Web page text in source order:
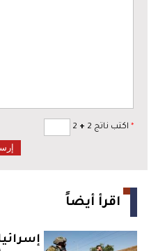
* اكتب ناتج 2 +
اقرأ أيضاً